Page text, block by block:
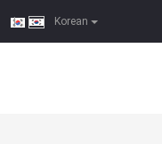
Korean
|